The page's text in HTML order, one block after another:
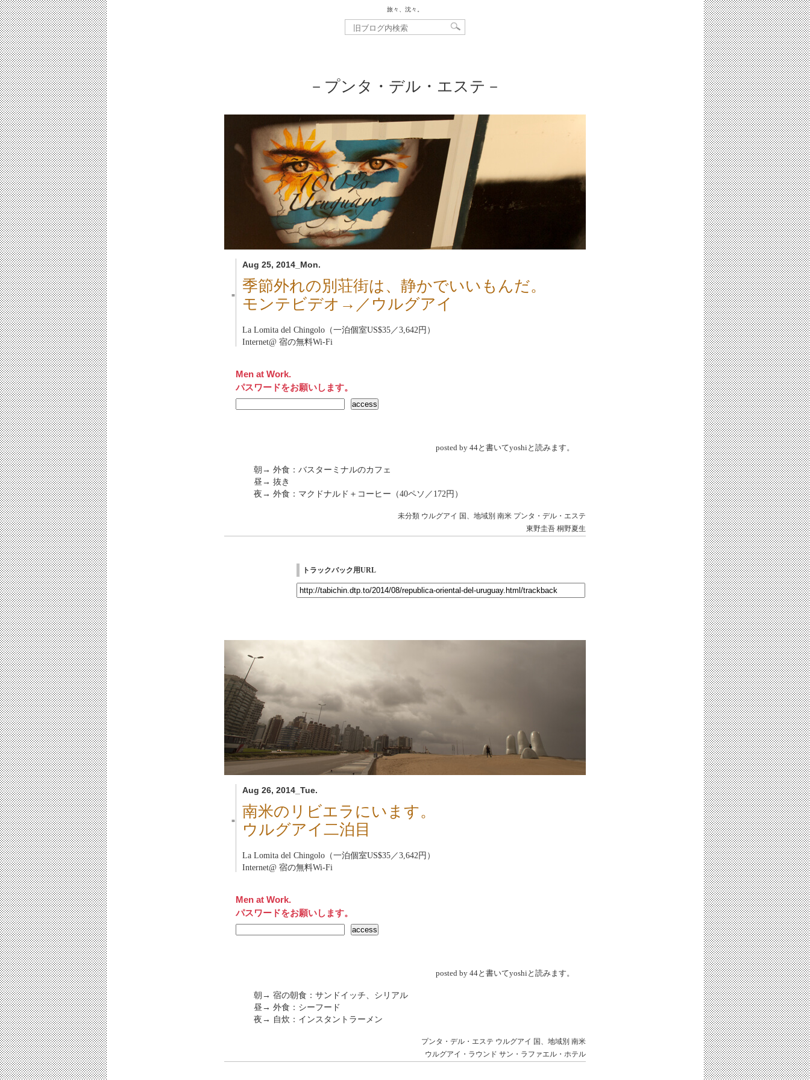
旅々、沈々。
－プンタ・デル・エステ－
Aug 25, 2014_Mon.
■
季節外れの別荘街は、静かでいいもんだ。
モンテビデオ→／ウルグアイ
La Lomita del Chingolo（一泊個室US$35／3,642円）
Internet@ 宿の無料Wi-Fi
Men at Work.
パスワードをお願いします。
posted by 44と書いてyoshiと読みます。
朝→ 外食：バスターミナルのカフェ
昼→ 抜き
夜→ 外食：マクドナルド＋コーヒー（40ペソ／172円）
未分類 ウルグアイ 国、地域別 南米 プンタ・デル・エステ
東野圭吾 桐野夏生
トラックバック用URL
Aug 26, 2014_Tue.
■
南米のリビエラにいます。
ウルグアイ二泊目
La Lomita del Chingolo（一泊個室US$35／3,642円）
Internet@ 宿の無料Wi-Fi
Men at Work.
パスワードをお願いします。
posted by 44と書いてyoshiと読みます。
朝→ 宿の朝食：サンドイッチ、シリアル
昼→ 外食：シーフード
夜→ 自炊：インスタントラーメン
プンタ・デル・エステ ウルグアイ 国、地域別 南米
ウルグアイ・ラウンド サン・ラファエル・ホテル